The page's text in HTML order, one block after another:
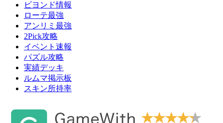
ビヨンド情報
ローテ最強
アンリミ最強
2Pick攻略
イベント速報
パズル攻略
実績デッキ
ルムマ掲示板
スキン所持率